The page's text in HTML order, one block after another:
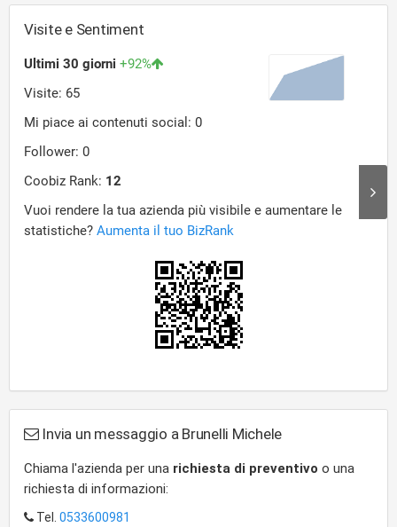
Visite e Sentiment
Invia un messaggio a Brunelli Michele
Chiama l'azienda per una richiesta di preventivo o una
richiesta di informazioni:
Tel. 0533600981